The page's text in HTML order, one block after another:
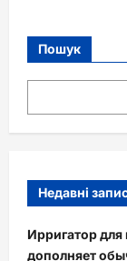
Пошук
Недавні
Ирригатор
дополняет